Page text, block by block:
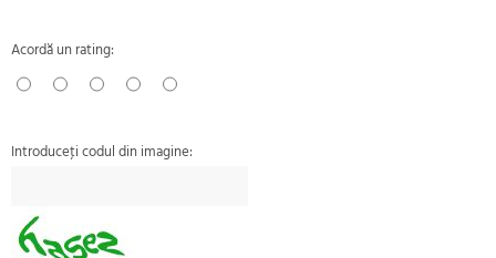
Acordă un rating:
Introduceţi codul din imagine: